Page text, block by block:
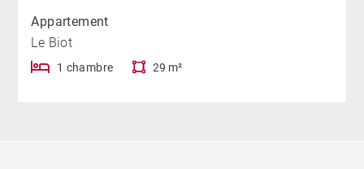
Appartement
Le Biot
1 chambre 29 m²